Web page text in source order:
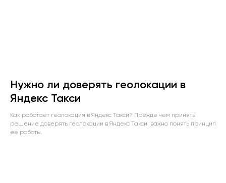
Нужно ли доверять геолокации в
Яндекс Такси
Как работает геолокация в Яндекс Такси? Прежде чем принять
решение доверять геолокации в Яндекс Такси, важно понять принцип
ее работы.